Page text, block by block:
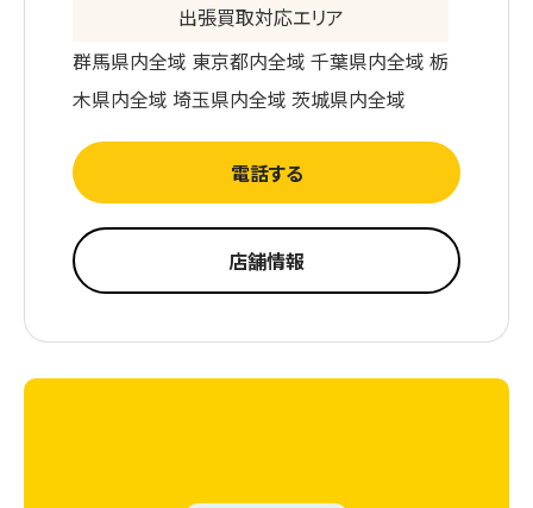
出張買取対応エリア
群馬県内全域 東京都内全域 千葉県内全域 栃
木県内全域 埼玉県内全域 茨城県内全域
電話する
店舗情報